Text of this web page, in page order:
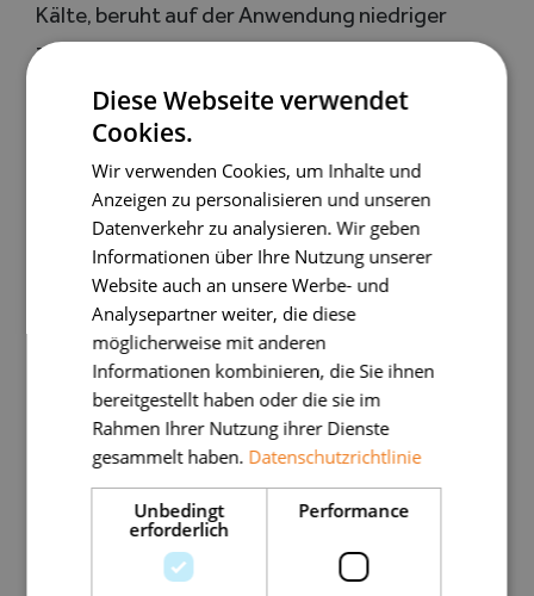
Kälte, beruht auf der Anwendung niedriger
Temperaturen, um Entzündungen zu
reduzieren, die Nervenleitung von
Schmerzsignalen zu verlangsamen und den
Gelenkkomfort zu verbessern.
Gut belegte Vorteile
Die Wirkung von Kälte ist bekannt dafür:
Entzündungsreaktionen zu begrenzen,
Ödeme und Wärmegefühle zu reduzieren,
Schmerzen vorübergehend zu lindern.
Diese Webseite verwendet
Cookies.
Wir verwenden Cookies, um Inhalte und
Anzeigen zu personalisieren und unseren
Datenverkehr zu analysieren. Wir geben
Informationen über Ihre Nutzung unserer
Website auch an unsere Werbe- und
Analysepartner weiter, die diese
möglicherweise mit anderen
Informationen kombinieren, die Sie ihnen
bereitgestellt haben oder die sie im
Rahmen Ihrer Nutzung ihrer Dienste
gesammelt haben. Datenschutzrichtlinie
Unbedingt
erforderlich
Performance